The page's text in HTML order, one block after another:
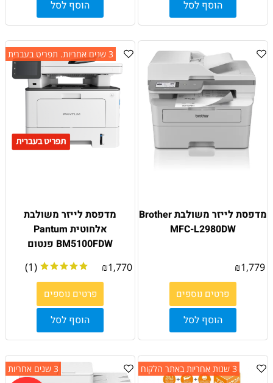
הוסף לסל הוסף לסל
מדפסת לייזר משולבת Brother
MFC-L2980DW
₪1,779
פרטים נוספים
הוסף לסל
3 שנים אחריות. תפריט בעברית
מדפסת ‏לייזר משולבת
אלחוטית Pantum
BM5100FDW פנטום
₪1,770
(1)
פרטים נוספים
הוסף לסל
3 שנות אחריות באתר הלקוח 3 שנים אחריות